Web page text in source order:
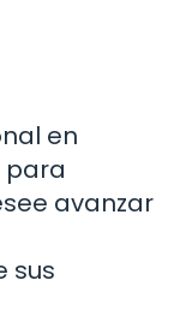
en
para
avanzar
sus